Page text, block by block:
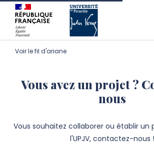
Aller à l’entête de page
Aller au menu principale
Aller au contenu principal
Aller à la recherche
Passer aux cookies
Aller au pied de page
Voir le fil d'ariane
Vous avez un projet ?
nous
Vous souhaitez collaborer ou établir un
l'UPJV, contactez-nous !